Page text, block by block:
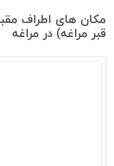
مکان های اطراف
قبر مراغه) در مراغه